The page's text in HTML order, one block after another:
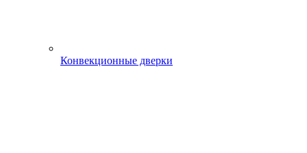
Конвекционные дверки